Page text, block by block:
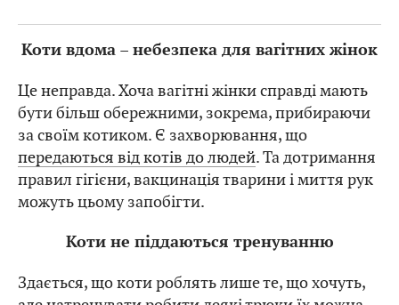
Коти вдома – небезпека для вагітних жінок
Це неправда. Хоча вагітні жінки справді мають
бути більш обережними, зокрема, прибираючи
за своїм котиком. Є захворювання, що
передаються від котів до людей. Та дотримання
правил гігієни, вакцинація тварини і миття рук
можуть цьому запобігти.
Коти не піддаються тренуванню
Здається, що коти роблять лише те, що хочуть,